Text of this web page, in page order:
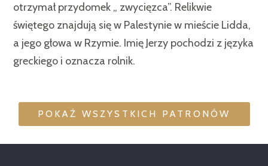
otrzymał przydomek „ zwycięzca”. Relikwie
świętego znajdują się w Palestynie w mieście Lidda,
a jego głowa w Rzymie. Imię Jerzy pochodzi z języka
greckiego i oznacza rolnik.
POKAŻ WSZYSTKICH PATRONÓW